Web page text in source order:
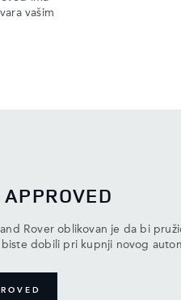
vašim
Rover oblikovan je da bi
dobili pri kupnji novog